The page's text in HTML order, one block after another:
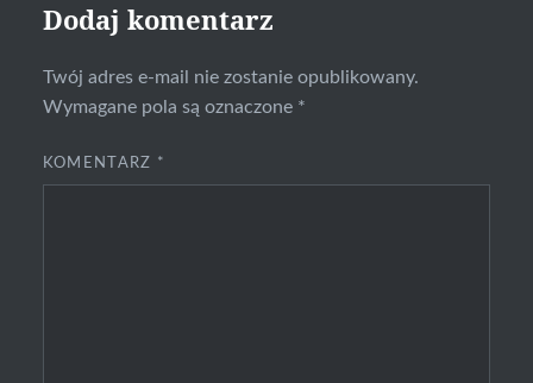
Dodaj komentarz
Twój adres e-mail nie zostanie opublikowany.
Wymagane pola są oznaczone *
KOMENTARZ *